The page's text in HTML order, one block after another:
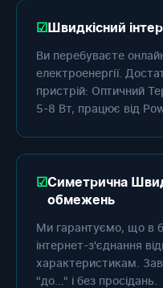
Швидкісний
Ви перебуваєте
електроенергії.
пристрій: Оптичний
5-8 Вт, працює від
Симетрична
обмежень
Ми гарантуємо, що в
інтернет-з'єднання
характеристикам.
"до..." і без просідань.